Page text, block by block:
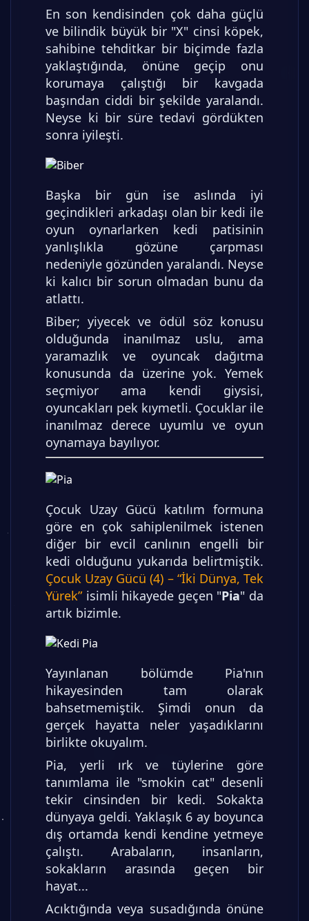
En son kendisinden çok daha güçlü
ve bilindik büyük bir "X" cinsi köpek,
sahibine tehditkar bir biçimde fazla
yaklaştığında, önüne geçip onu
korumaya çalıştığı bir kavgada
başından ciddi bir şekilde yaralandı.
Neyse ki bir süre tedavi gördükten
sonra iyileşti.
Başka bir gün ise aslında iyi
geçindikleri arkadaşı olan bir kedi ile
oyun oynarlarken kedi patisinin
yanlışlıkla gözüne çarpması
nedeniyle gözünden yaralandı. Neyse
ki kalıcı bir sorun olmadan bunu da
atlattı.
Biber; yiyecek ve ödül söz konusu
olduğunda inanılmaz uslu, ama
yaramazlık ve oyuncak dağıtma
konusunda da üzerine yok. Yemek
seçmiyor ama kendi giysisi,
oyuncakları pek kıymetli. Çocuklar ile
inanılmaz derece uyumlu ve oyun
oynamaya bayılıyor.
Çocuk Uzay Gücü katılım formuna
göre en çok sahiplenilmek istenen
diğer bir evcil canlının engelli bir
kedi olduğunu yukarıda belirtmiştik.
Çocuk Uzay Gücü (4) – “İki Dünya, Tek
Yürek”isimli hikayede geçen "Pia" da
artık bizimle.
Yayınlanan bölümde Pia'nın
hikayesinden tam olarak
bahsetmemiştik. Şimdi onun da
gerçek hayatta neler yaşadıklarını
birlikte okuyalım.
Pia, yerli ırk ve tüylerine göre
tanımlama ile "smokin cat" desenli
tekir cinsinden bir kedi. Sokakta
dünyaya geldi. Yaklaşık 6 ay boyunca
dış ortamda kendi kendine yetmeye
çalıştı. Arabaların, insanların,
sokakların arasında geçen bir
hayat...
Acıktığında veya susadığında önüne